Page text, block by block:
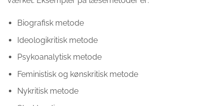
Biografisk metode
Ideologikritisk metode
Psykoanalytisk metode
Feministisk og kønskritisk metode
Nykritisk metode